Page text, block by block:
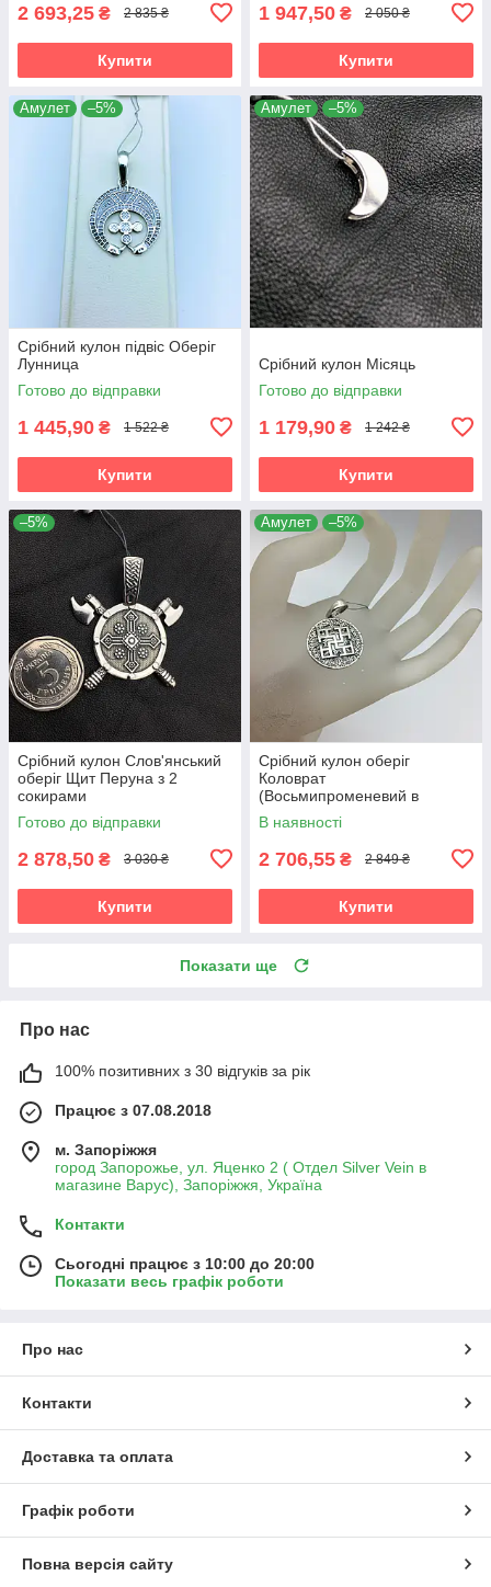
2 693,25 ₴ 2 835 ₴
Купити
1 947,50 ₴ 2 050 ₴
Купити
Амулет –5%
Срібний кулон підвіс Оберіг
Лунница
Готово до відправки
1 445,90 ₴ 1 522 ₴
Купити
Амулет –5%
Срібний кулон Місяць
Готово до відправки
1 179,90 ₴ 1 242 ₴
Купити
–5%
Срібний кулон Слов'янський
оберіг Щит Перуна з 2
сокирами
Готово до відправки
2 878,50 ₴ 3 030 ₴
Купити
Амулет –5%
Срібний кулон оберіг
Коловрат
(Восьмипроменевий в
руническом колі)
В наявності
2 706,55 ₴ 2 849 ₴
Купити
Показати ще
Про нас
100% позитивних з 30 відгуків за рік
Працює з 07.08.2018
м. Запоріжжя
город Запорожье, ул. Яценко 2 ( Отдел Silver Vein в
магазине Варус), Запоріжжя, Україна
Контакти
Сьогодні працює з 10:00 до 20:00
Показати весь графік роботи
Про нас
Контакти
Доставка та оплата
Графік роботи
Повна версія сайту